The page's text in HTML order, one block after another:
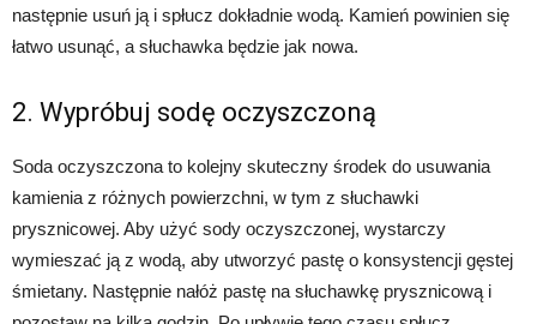
następnie usuń ją i spłucz dokładnie wodą. Kamień powinien się
łatwo usunąć, a słuchawka będzie jak nowa.
2. Wypróbuj sodę oczyszczoną
Soda oczyszczona to kolejny skuteczny środek do usuwania
kamienia z różnych powierzchni, w tym z słuchawki
prysznicowej. Aby użyć sody oczyszczonej, wystarczy
wymieszać ją z wodą, aby utworzyć pastę o konsystencji gęstej
śmietany. Następnie nałóż pastę na słuchawkę prysznicową i